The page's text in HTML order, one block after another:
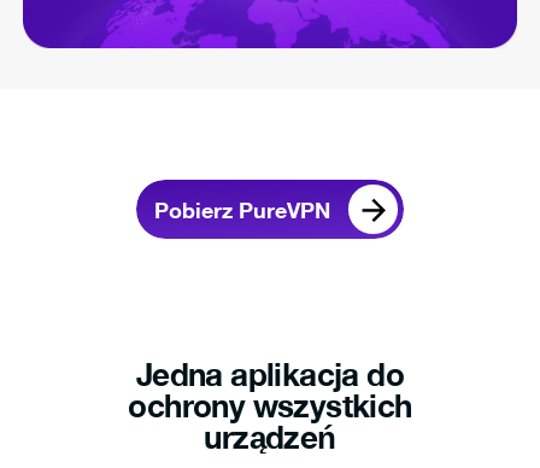
Pobierz PureVPN
Jedna aplikacja do
ochrony wszystkich
urządzeń